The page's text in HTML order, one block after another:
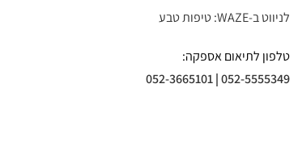
לניווט ב-WAZE: טיפות טבע
טלפון לתיאום אספקה:
052-5555349
|
052-3665101